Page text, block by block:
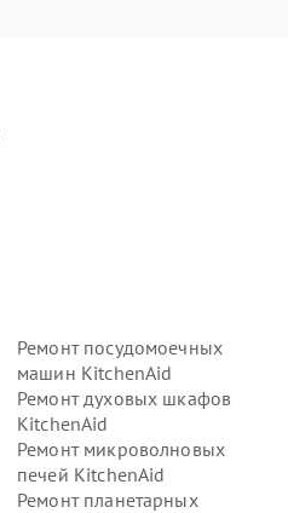
Ремонт посудомоечных
машин KitchenAid
Ремонт духовых шкафов
KitchenAid
Ремонт микроволновых
печей KitchenAid
Ремонт планетарных